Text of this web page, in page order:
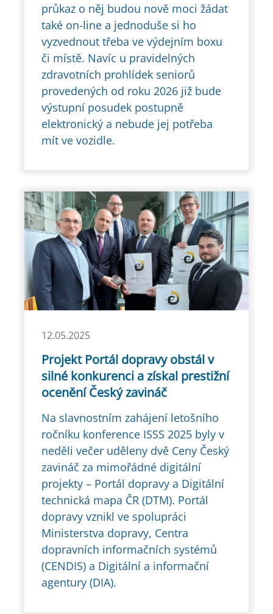
průkaz o něj budou nově moci žádat
také on-line a jednoduše si ho
vyzvednout třeba ve výdejním boxu
či místě. Navíc u pravidelných
zdravotních prohlídek seniorů
provedených od roku 2026 již bude
výstupní posudek postupně
elektronický a nebude jej potřeba
mít ve vozidle.
12.05.2025
Projekt Portál dopravy obstál v
silné konkurenci a získal prestižní
ocenění Český zavináč
Na slavnostním zahájení letošního
ročníku konference ISSS 2025 byly v
neděli večer uděleny dvě Ceny Český
zavináč za mimořádné digitální
projekty – Portál dopravy a Digitální
technická mapa ČR (DTM). Portál
dopravy vznikl ve spolupráci
Ministerstva dopravy, Centra
dopravních informačních systémů
(CENDIS) a Digitální a informační
agentury (DIA).